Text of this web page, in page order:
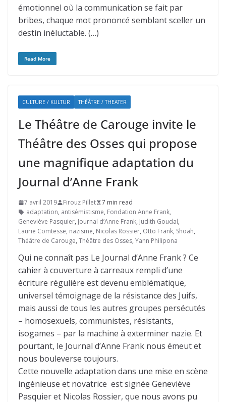
émotionnel où la communication se fait par
bribes, chaque mot prononcé semblant sceller un
destin inéluctable. (…)
Read More
CULTURE / KULTUR THÉÂTRE / THEATER
Le Théâtre de Carouge invite le
Théâtre des Osses qui propose
une magnifique adaptation du
Journal d’Anne Frank
7 avril 2019 Firouz Pillet
7 min read
adaptation, antisémistisme, Fondation Anne Frank,
Geneviève Pasquier, Journal d’Anne Frank, Judith Goudal,
Laurie Comtesse, nazisme, Nicolas Rossier, Otto Frank, Shoah,
Théâtre de Carouge, Théâtre des Osses, Yann Philipona
Qui ne connaît pas Le Journal d’Anne Frank ? Ce
cahier à couverture à carreaux rempli d’une
écriture régulière est devenu emblématique,
universel témoignage de la résistance des Juifs,
mais aussi de tous les autres groupes persécutés
– homosexuels, communistes, résistants,
isogames – par la machine à exterminer nazie. Et
pourtant, le Journal d’Anne Frank nous émeut et
nous bouleverse toujours.
Cette nouvelle adaptation dans une mise en scène
ingénieuse et novatrice est signée Geneviève
Pasquier et Nicolas Rossier, que nous avons pu